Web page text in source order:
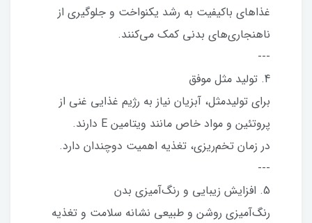
غذاهای باکیفیت به رشد یکنواخت و جلوگیری از
ناهنجاری‌های بدنی کمک می‌کنند.
---
4. تولید مثل موفق
برای تولیدمثل، آبزیان نیاز به رژیم غذایی غنی از
پروتئین و مواد خاص مانند ویتامین E دارند.
در زمان تخم‌ریزی، تغذیه اهمیت دوچندان دارد.
---
5. افزایش زیبایی و رنگ‌آمیزی بدن
رنگ‌آمیزی روشن و طبیعی نشانه سلامت و تغذیه